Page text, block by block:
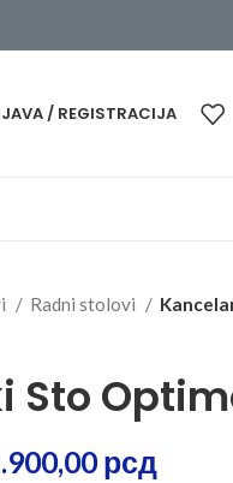
/ REGISTRACIJA
Radni stolovi
рсд